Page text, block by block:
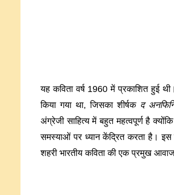
यह कविता वर्ष 1960 में प्रकाशित हुई
किया गया था, जिसका शीर्षक द
अंग्रेजी साहित्य में बहुत महत्वपूर्ण है
समस्याओं पर ध्यान केंद्रित करता है।
शहरी भारतीय कविता की एक प्रमुख